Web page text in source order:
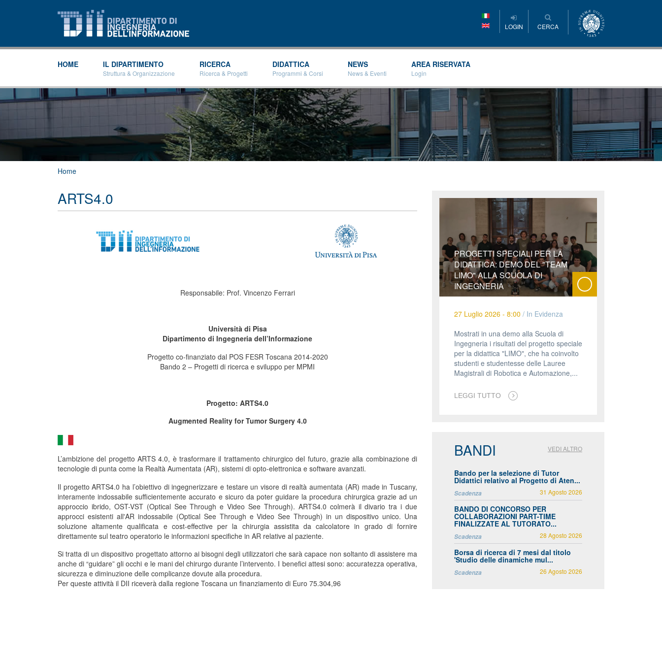
LOGIN CERCA
HOME IL DIPARTIMENTO
Struttura & Organizzazione
RICERCA
Ricerca & Progetti
DIDATTICA
Programmi & Corsi
NEWS
News & Eventi
AREA RISERVATA
Login
Tu sei qui
Home
ARTS4.0
Responsabile: Prof. Vincenzo Ferrari
Università di Pisa
Dipartimento di Ingegneria dell’Informazione
Progetto co-finanziato dal POS FESR Toscana 2014-2020
Bando 2 – Progetti di ricerca e sviluppo per MPMI
Progetto: ARTS4.0
Augmented Reality for Tumor Surgery 4.0
L’ambizione del progetto ARTS 4.0, è trasformare il trattamento chirurgico del futuro, grazie alla combinazione di
tecnologie di punta come la Realtà Aumentata (AR), sistemi di opto-elettronica e software avanzati.
Il progetto ARTS4.0 ha l’obiettivo di ingegnerizzare e testare un visore di realtà aumentata (AR) made in Tuscany,
interamente indossabile sufficientemente accurato e sicuro da poter guidare la procedura chirurgica grazie ad un
approccio ibrido, OST-VST (Optical See Through e Video See Through). ARTS4.0 colmerà il divario tra i due
approcci esistenti all'AR indossabile (Optical See Through e Video See Through) in un dispositivo unico. Una
soluzione altamente qualificata e cost-effective per la chirurgia assistita da calcolatore in grado di fornire
direttamente sul teatro operatorio le informazioni specifiche in AR relative al paziente.
Si tratta di un dispositivo progettato attorno ai bisogni degli utilizzatori che sarà capace non soltanto di assistere ma
anche di “guidare” gli occhi e le mani del chirurgo durante l’intervento. I benefici attesi sono: accuratezza operativa,
sicurezza e diminuzione delle complicanze dovute alla procedura.
Per queste attività il DII riceverà dalla regione Toscana un finanziamento di Euro 75.304,96
PROGETTI SPECIALI PER LA
DIDATTICA: DEMO DEL "TEAM
LIMO" ALLA SCUOLA DI
INGEGNERIA
27 Luglio 2026 - 8:00 / In Evidenza
Mostrati in una demo alla Scuola di
Ingegneria i risultati del progetto speciale
per la didattica "LIMO", che ha coinvolto
studenti e studentesse delle Lauree
Magistrali di Robotica e Automazione,...
LEGGI TUTTO
BANDI VEDI ALTRO
Bando per la selezione di Tutor
Didattici relativo al Progetto di Aten...
Scadenza 31 Agosto 2026
BANDO DI CONCORSO PER
COLLABORAZIONI PART-TIME
FINALIZZATE AL TUTORATO...
Scadenza 28 Agosto 2026
Borsa di ricerca di 7 mesi dal titolo
'Studio delle dinamiche mul...
Scadenza 26 Agosto 2026